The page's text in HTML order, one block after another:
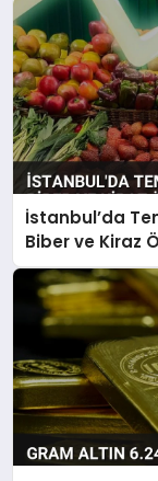
İstanbul’da
Biber ve Kiraz